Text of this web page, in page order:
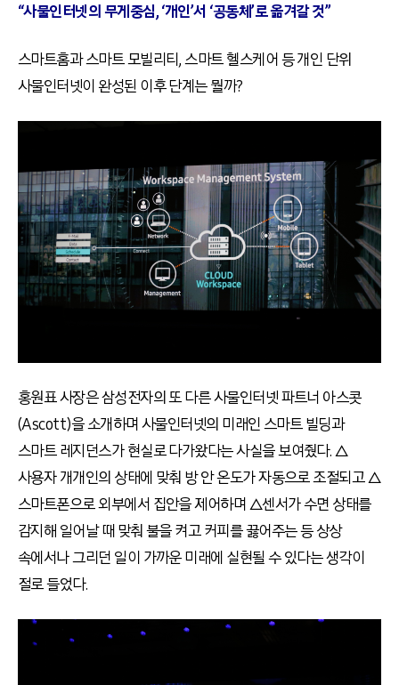
“사물인터넷의 무게중심, ‘개인’서 ‘공동체’로 옮겨갈 것”
스마트홈과 스마트 모빌리티, 스마트 헬스케어 등 개인 단위
사물인터넷이 완성된 이후 단계는 뭘까?
홍원표 사장은 삼성전자의 또 다른 사물인터넷 파트너 아스콧
(Ascott)을 소개하며 사물인터넷의 미래인 스마트 빌딩과
스마트 레지던스가 현실로 다가왔다는 사실을 보여줬다. △
사용자 개개인의 상태에 맞춰 방 안 온도가 자동으로 조절되고 △
스마트폰으로 외부에서 집안을 제어하며 △센서가 수면 상태를
감지해 일어날 때 맞춰 불을 켜고 커피를 끓어주는 등 상상
속에서나 그리던 일이 가까운 미래에 실현될 수 있다는 생각이
절로 들었다.